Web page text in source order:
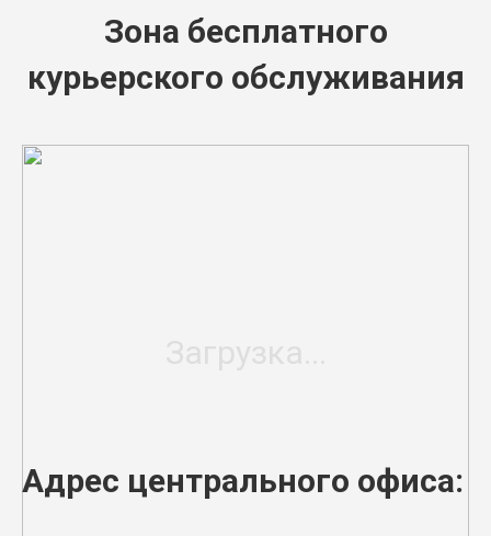
Зона бесплатного
курьерского обслуживания
Адрес центрального офиса: